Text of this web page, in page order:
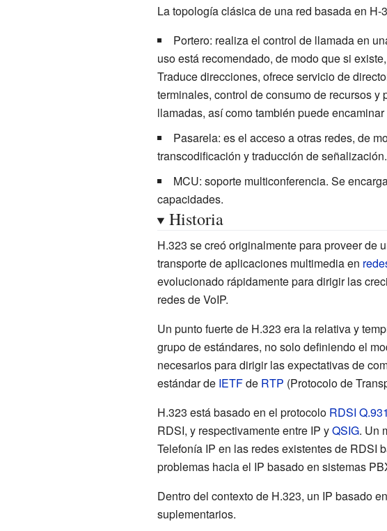
La topología clásica de una red basada en H-
Portero: realiza el control de llamada en
uso está recomendado, de modo que si
Traduce direcciones, ofrece servicio de
terminales, control de consumo de recursos y
llamadas, así como también puede
Pasarela: es el acceso a otras redes, de
transcodificación y traducción de señalización.
MCU: soporte multiconferencia. Se
capacidades.
Historia
H.323 se creó originalmente para proveer de
transporte de aplicaciones multimedia en
evolucionado rápidamente para dirigir las
redes de VoIP.
Un punto fuerte de H.323 era la relativa y
grupo de estándares, no solo definiendo el
necesarios para dirigir las expectativas de
estándar de IETFde RTP (Protocolo de
H.323 está basado en el protocolo RDSI Q.931
RDSI, y respectivamente entre IP yQSIG. Un
Telefonía IP en las redes existentes de RDSI
problemas hacia el IP basado en sistemas
Dentro del contexto de H.323, un IP basado
suplementarios.